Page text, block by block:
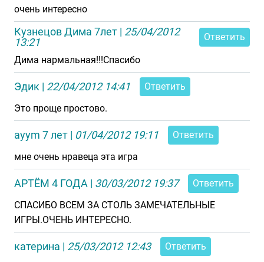
очень интересно
Кузнецов Дима 7лет | 25/04/2012
13:21
Ответить
Дима нармальная!!!Спасибо
Эдик | 22/04/2012 14:41
Ответить
Это проще простово.
ayym 7 лет | 01/04/2012 19:11
Ответить
мне очень нравеца эта игра
АРТЁМ 4 ГОДА | 30/03/2012 19:37
Ответить
СПАСИБО ВСЕМ ЗА СТОЛЬ ЗАМЕЧАТЕЛЬНЫЕ
ИГРЫ.ОЧЕНЬ ИНТЕРЕСНО.
катерина | 25/03/2012 12:43
Ответить